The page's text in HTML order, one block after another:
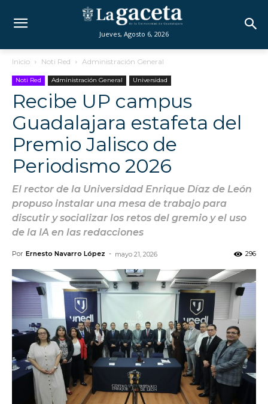
Jueves, Agosto 6, 2026
Inicio Noti Red Administración General
Noti Red Administración General Universidad
Recibe UP campus
Guadalajara estafeta del
Premio Jalisco de
Periodismo 2026
El rector de la Universidad Enrique Díaz de León
propuso instalar una mesa de trabajo para
discutir y socializar los retos del gremio y el uso
de la IA en las redacciones
Por Ernesto Navarro López - mayo 21, 2026 296